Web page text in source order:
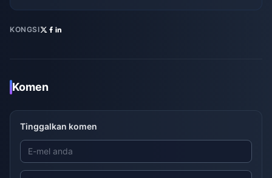
KONGSI
Komen
Tinggalkan komen